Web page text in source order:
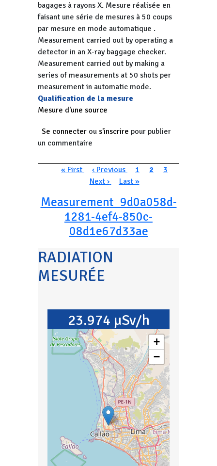
bagages à rayons X. Mesure réalisée en
faisant une série de mesures à 50 coups
par mesure en mode automatique .
Measurement carried out by operating a
detector in an X-ray baggage checker.
Measurement carried out by making a
series of measurements at 50 shots per
measurement in automatic mode.
Qualification de la mesure
Mesure d'une source
Se connecter ou s'inscrire pour publier
un commentaire
Pagination
Première page
« First Page précédente
‹ Previous Page
1 Page courante
2 Page
3
Next ›
Dernière page
Last »
Measurement_9d0a058d-
1281-4ef4-850c-
08d1e67d33ae
RADIATION
MESURÉE
23.974 µSv/h
+
−